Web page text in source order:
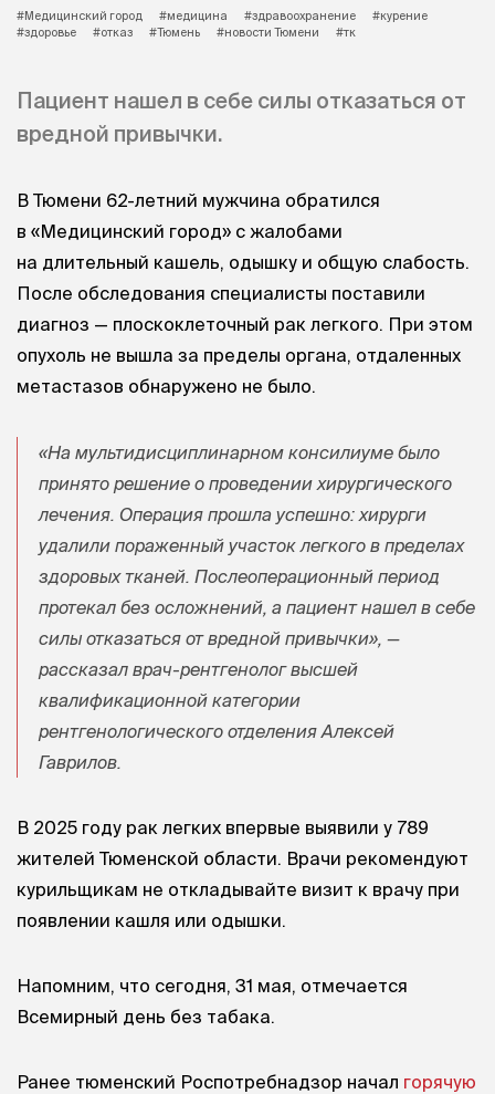
#Медицинский город #медицина #здравоохранение
#курение
#здоровье
#отказ #Тюмень #новости Тюмени #тк
Пациент нашел в себе силы отказаться от
вредной привычки.
В Тюмени 62-летний мужчина обратился
в «Медицинский город» с жалобами
на длительный кашель, одышку и общую слабость.
После обследования специалисты поставили
диагноз — плоскоклеточный рак легкого. При этом
опухоль не вышла за пределы органа, отдаленных
метастазов обнаружено не было.
«На мультидисциплинарном консилиуме было
принято решение о проведении хирургического
лечения. Операция прошла успешно: хирурги
удалили пораженный участок легкого в пределах
здоровых тканей. Послеоперационный период
протекал без осложнений, а пациент нашел в себе
силы отказаться от вредной привычки», —
рассказал врач-рентгенолог высшей
квалификационной категории
рентгенологического отделения Алексей
Гаврилов.
В 2025 году рак легких впервые выявили у 789
жителей Тюменской области. Врачи рекомендуют
курильщикам не откладывайте визит к врачу при
появлении кашля или одышки.
Напомним, что сегодня, 31 мая, отмечается
Всемирный день без табака.
Ранее тюменский Роспотребнадзор начал горячую